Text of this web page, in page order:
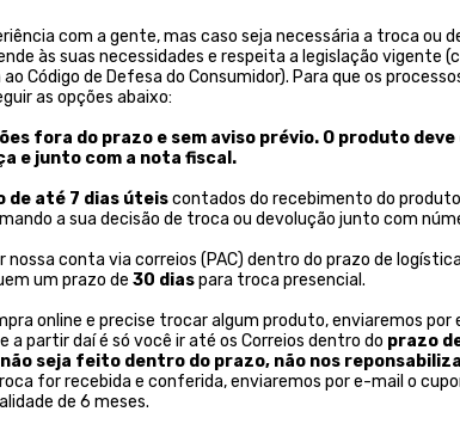
com a gente, mas caso seja necessária a troca ou
às suas necessidades e respeita a legislação vigente
Código de Defesa do Consumidor). Para que os
as opções abaixo:
fora do prazo e sem aviso prévio. O produto
e junto com a nota fiscal.
de até 7 dias úteiscontados do recebimento do
a sua decisão de troca ou devolução junto com
conta via correios (PAC) dentro do prazo de
um prazo de 30 diaspara troca presencial.
online e precise trocar algum produto, enviaremos por
a partir daí é só você ir até os Correios dentro do prazo
não seja feito dentro do prazo, não nos
for recebida e conferida, enviaremos por e-mail o
de 6 meses.